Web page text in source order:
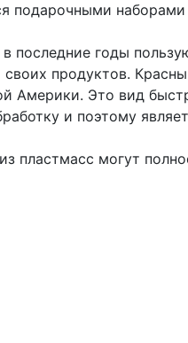
подарочными
последние годы
своих продуктов.
Америки. Это вид
и поэтому
пластмасс могут